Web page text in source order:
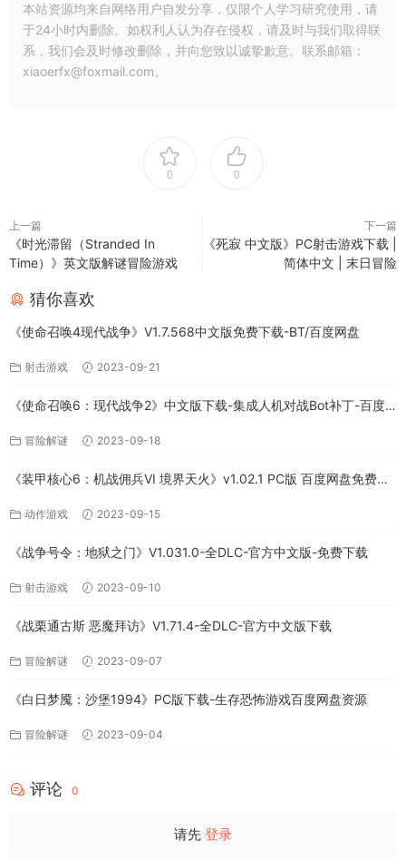
本站资源均来自网络用户自发分享，仅限个人学习研究使用，请
于24小时内删除。如权利人认为存在侵权，请及时与我们取得联
系，我们会及时修改删除，并向您致以诚挚歉意。联系邮箱：
xiaoerfx@foxmail.com。
0 0
上一篇
《时光滞留（Stranded In
Time）》英文版解谜冒险游戏
下一篇
《死寂 中文版》PC射击游戏下载 |
简体中文 | 末日冒险
猜你喜欢
《使命召唤4现代战争》V1.7.568中文版免费下载-BT/百度网盘
射击游戏 2023-09-21
《使命召唤6：现代战争2》中文版下载-集成人机对战Bot补丁-百度
冒险解谜 2023-09-18
《装甲核心6：机战佣兵VI 境界天火》v1.02.1 PC版 百度网盘免费下
动作游戏 2023-09-15
《战争号令：地狱之门》V1.031.0-全DLC-官方中文版-免费下载
射击游戏 2023-09-10
《战栗通古斯 恶魔拜访》V1.71.4-全DLC-官方中文版下载
冒险解谜 2023-09-07
《白日梦魇：沙堡1994》PC版下载-生存恐怖游戏百度网盘资源
冒险解谜 2023-09-04
评论 0
请先 登录